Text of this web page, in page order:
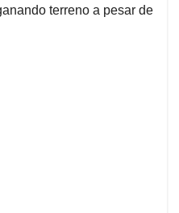
terreno a pesar de